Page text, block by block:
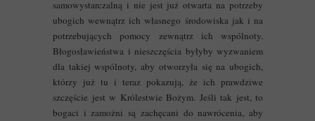
samowystarczalną i nie jest już otwarta na potrzeby
ubogich wewnątrz ich własnego środowiska jak i na
potrzebujących pomocy zewnątrz ich wspólnoty.
Błogosławieństwa i nieszczęścia byłyby wyzwaniem
dla takiej wspólnoty, aby otworzyła się na ubogich,
którzy już tu i teraz pokazują, że ich prawdziwe
szczęście jest w Królestwie Bożym. Jeśli tak jest, to
bogaci i zamożni są zachęcani do nawrócenia, aby